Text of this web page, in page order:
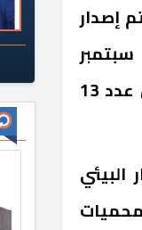
إصدار
عدد 1682 موافقة بيئية خلال الفترة من 1 يناير 2024 حتى 16 سبتمبر
الجاري، وتوقيع عقود مع عدد 5 مصانع أسمنت لإدارة وتشغيل عدد 13
البيئي